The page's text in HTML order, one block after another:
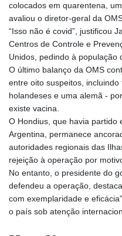
colocados em quarentena,
avaliou o diretor-geral da
“Isso não é covid”, justificou
Centros de Controle e
Unidos, pedindo à população
O último balanço da OMS
entre oito suspeitos,
holandeses e uma alemã -
existe vacina.
O Hondius, que havia partido
Argentina, permanece
autoridades regionais das
rejeição à operação por
No entanto, o presidente do
defendeu a operação,
com exemplaridade e
o país sob atenção